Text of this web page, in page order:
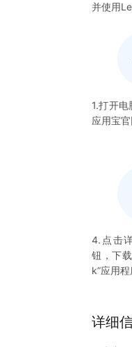
并使用
1.打开
应用宝
4.点击
钮，下
k”应用
详细